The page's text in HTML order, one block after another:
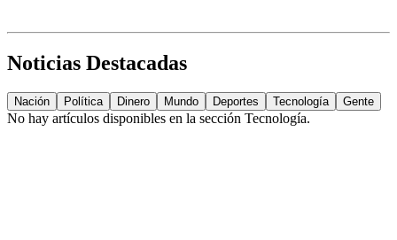
Noticias Destacadas
Nación Política Dinero Mundo Deportes Tecnología Gente
No hay artículos disponibles en la sección Tecnología.